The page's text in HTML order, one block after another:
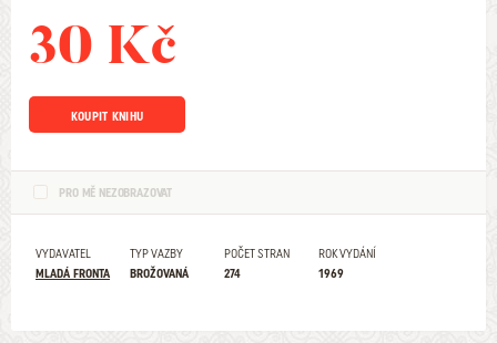
30 Kč
KOUPIT KNIHU
PRO MĚ NEZOBRAZOVAT
VYDAVATEL
MLADÁ FRONTA
TYP VAZBY
BROŽOVANÁ
POČET STRAN
274
ROK VYDÁNÍ
1969